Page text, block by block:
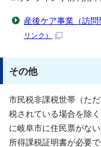
産後ケア事業（訪
リンク）
その他
市民税非課税世帯（た
税されている場合を除
に岐阜市に住民票がな
所得課税証明書が必要で